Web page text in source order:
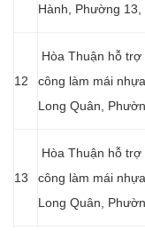
Hành, Phường 13,
12
Hòa Thuận hỗ
công làm mái
Long Quân,
13
Hòa Thuận hỗ
công làm mái
Long Quân,